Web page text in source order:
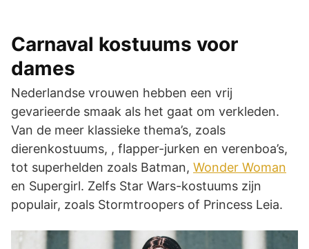
Carnaval kostuums voor
dames
Nederlandse vrouwen hebben een vrij
gevarieerde smaak als het gaat om verkleden.
Van de meer klassieke thema’s, zoals
dierenkostuums, , flapper-jurken en verenboa’s,
tot superhelden zoals Batman, Wonder Woman
en Supergirl. Zelfs Star Wars-kostuums zijn
populair, zoals Stormtroopers of Princess Leia.